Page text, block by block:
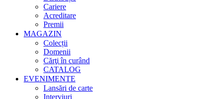
Cariere
Acreditare
Premii
MAGAZIN
Colecții
Domenii
Cărţi în curând
CATALOG
EVENIMENTE
Lansări de carte
Interviuri